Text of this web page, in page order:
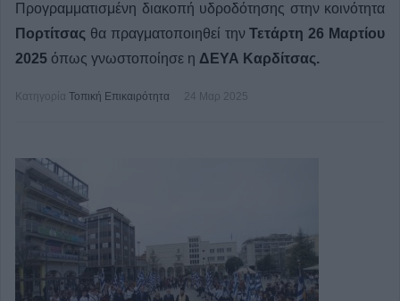
Προγραμματισμένη διακοπή υδροδότησης στην κοινότητα
Πορτίτσας θα πραγματοποιηθεί την Τετάρτη 26 Μαρτίου
2025 όπως γνωστοποίησε η ΔΕΥΑ Καρδίτσας.
Κατηγορία Τοπική Επικαιρότητα 24 Μαρ 2025